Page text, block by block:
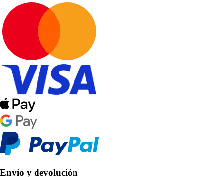
Envío y devolución